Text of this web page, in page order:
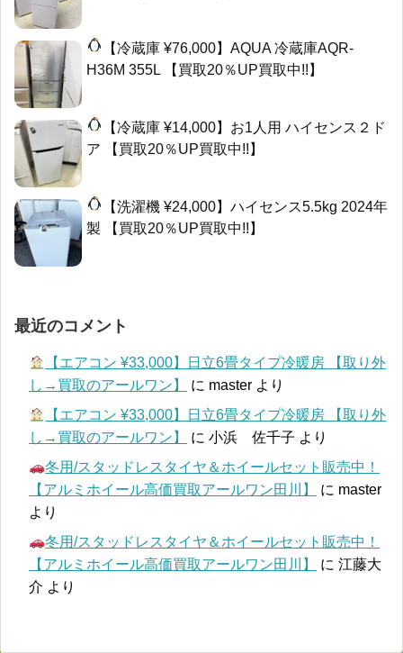
【冷蔵庫 ¥76,000】AQUA 冷蔵庫AQR-
H36M 355L 【買取20％UP買取中!!】
【冷蔵庫 ¥14,000】お1人用 ハイセンス２ド
ア 【買取20％UP買取中!!】
【洗濯機 ¥24,000】ハイセンス5.5kg 2024年
製 【買取20％UP買取中!!】
最近のコメント
【エアコン ¥33,000】日立6畳タイプ冷暖房 【取り外
し→買取のアールワン】
に master より
【エアコン ¥33,000】日立6畳タイプ冷暖房 【取り外
し→買取のアールワン】
に 小浜 佐千子 より
冬用/スタッドレスタイヤ＆ホイールセット販売中！
【アルミホイール高価買取アールワン田川】
に master
より
冬用/スタッドレスタイヤ＆ホイールセット販売中！
【アルミホイール高価買取アールワン田川】
に 江藤大
介 より